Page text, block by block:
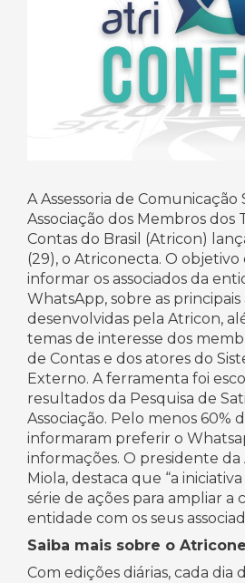
A Assessoria de Comunicação
Associação dos Membros dos
Contas do Brasil (Atricon)
(29), o Atriconecta. O objetivo
informar os associados da
WhatsApp, sobre as principais
desenvolvidas pela Atricon,
temas de interesse dos
de Contas e dos atores do
Externo. A ferramenta foi
resultados da Pesquisa de
Associação. Pelo menos 60%
informaram preferir o
informações. O presidente da
Miola, destaca que “a
série de ações para ampliar a
entidade com os seus
Saiba mais sobre o
Com edições diárias, cada dia